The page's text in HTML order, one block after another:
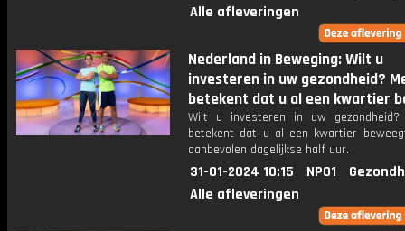
Alle afleveringen
Nederland in Beweging: Wilt u
investeren in uw gezondheid?
betekent dat u al een kwartier
Wilt u investeren in uw gezondheid?
betekent dat u al een kwartier
aanbevolen dagelijkse half uur.
31-01-2024 10:15 NPO1
Alle afleveringen